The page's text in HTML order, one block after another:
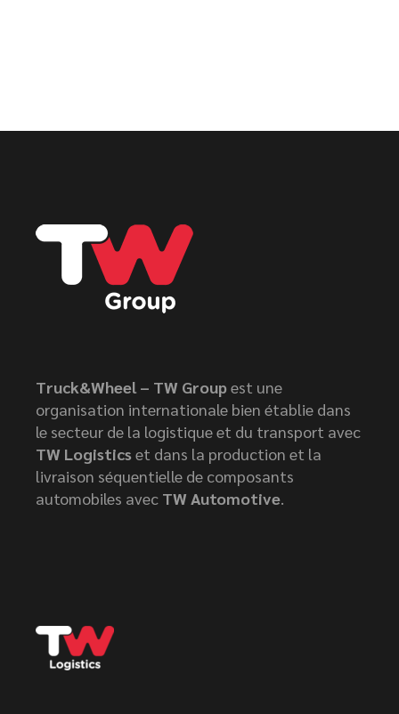
Truck&Wheel – TW Groupest une
organisation internationale bien établie dans
le secteur de la logistique et du transport avec
TW Logisticset dans la production et la
livraison séquentielle de composants
automobiles avec TW Automotive.